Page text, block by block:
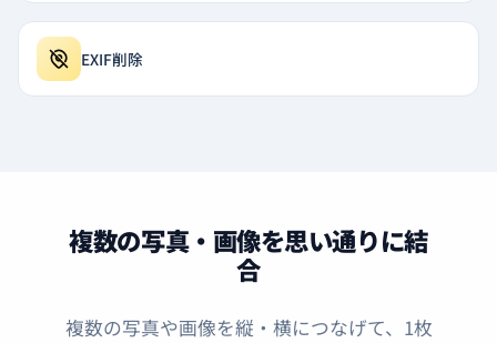
EXIF削除
複数の写真・画像を思い通りに結
合
複数の写真や画像を縦・横につなげて、1枚